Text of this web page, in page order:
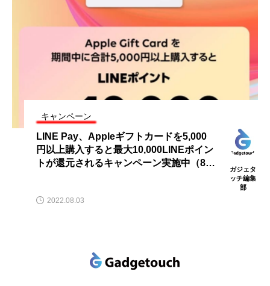
キャンペーン
LINE Pay、Appleギフトカードを5,000
円以上購入すると最大10,000LINEポイン
トが還元されるキャンペーン実施中（8/1
ガジェタ
ッチ編集
部
2022.08.03